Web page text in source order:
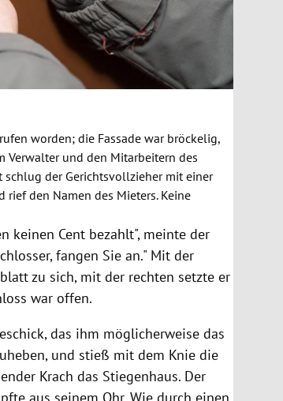
worden; die Fassade war bröckelig,
Verwalter und den Mitarbeitern des
schlug der Gerichtsvollzieher mit einer
den Namen des Mieters. Keine
keinen Cent bezahlt", meinte der
fangen Sie an." Mit der
zu sich, mit der rechten setzte er
war offen.
das ihm möglicherweise das
und stieß mit dem Knie die
Krach das Stiegenhaus. Der